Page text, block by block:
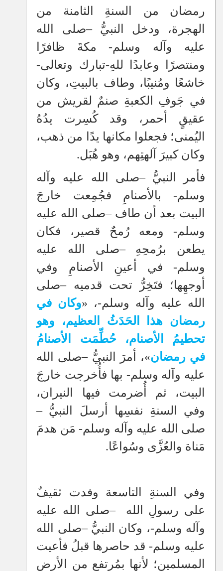
رمضان من السنةِ الثامنة من
الهجرة، ودخل النبيُّ–صلى الله
عليه وآله وسلم- مكةَ ظافرًا
ومنتصرًا وعابدًا للهِ-تبارك وتعالى-
خاشعًا ومُنيبًا، وطاف بالبيتِ، وكان
في جَوفِ الكعبةِ صنمٌ لقريش من
عقيقٍ أحمر، وقد كُسِرت يدُهُ
اليُمنى؛ فجعلوا مكانها يدًا من ذهب،
وكان كبيرَ آلهتِهم، وهو هُبَل.
فأمر النبيُّ–صلى الله عليه وآله
وسلم- بالأصنامِ فجُمِعت خارجَ
البيت بعد أن طاف–صلى الله عليه
وسلم- ومعه رُمحٌ قصير، فكان
يطعن برُمحِهِ–صلى الله عليه
وسلم- في أعينِ الأصنامِ وفي
أوجهِها؛ فتَخِرُّ تحت قدميه–صلى
الله عليه وآله وسلم-، «وكان في
رمضان هذا الحَدَثُ العظيم، وهو
تحطيمُ الأصنام، حُطِّمَت الأصنامُ
في رمضان»، أمرَ النبيُّ–صلى الله
عليه وآله وسلم- بها فأُخرجت خارجَ
البيت، ثم أُضرمت فيها النيران،
وفي السنةِ نفسِها أرسلَ النبيُّ–
صلى الله عليه وآله وسلم- مَن هدمَ
مَناة والعُزَّى وسُواعًا.
وفي السنةِ التاسعة وفدت ثقيفٌ
على رسولِ الله–صلى الله عليه
وآله وسلم-، وكان النبيُّ–صلى الله
عليه وسلم- قد حاصرها قبلُ فأعيت
المسلمين؛ لأنها بمُرتفعٍ من الأرض